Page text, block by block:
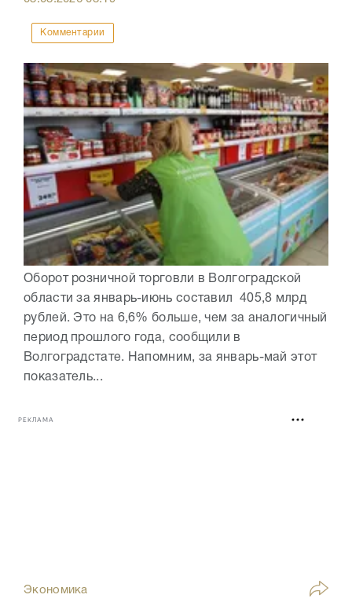
Комментарии
Оборот розничной торговли в Волгоградской
области за январь-июнь составил 405,8 млрд
рублей. Это на 6,6% больше, чем за аналогичный
период прошлого года, сообщили в
Волгоградстате. Напомним, за январь-май этот
показатель...
РЕКЛАМА
Экономика